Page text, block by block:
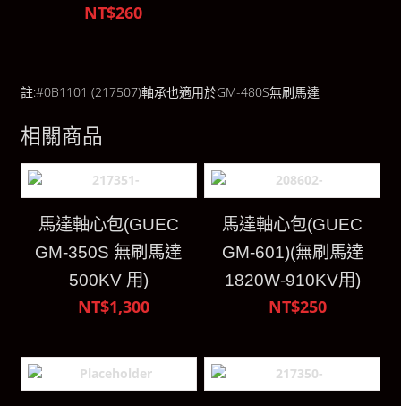
NT$260
註:#0B1101 (217507)軸承也適用於GM-480S無刷馬達
相關商品
馬達軸心包(GUEC
GM-350S 無刷馬達
500KV 用)
NT$1,300
馬達軸心包(GUEC
GM-601)(無刷馬達
1820W-910KV用)
NT$250